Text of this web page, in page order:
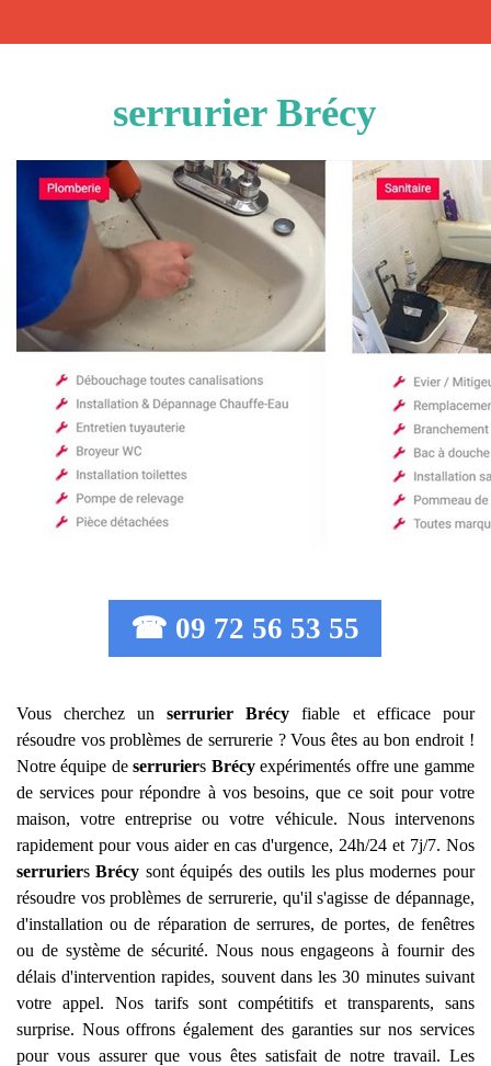
serrurier Brécy
☎ 09 72 56 53 55
Vous cherchez unserrurier Brécy fiable et efficace pour
résoudre vos problèmes de serrurerie ? Vous êtes au bon endroit !
Notre équipe deserruriers Brécyexpérimentés offre une gamme
de services pour répondre à vos besoins, que ce soit pour votre
maison, votre entreprise ou votre véhicule. Nous intervenons
rapidement pour vous aider en cas d'urgence, 24h/24 et 7j/7. Nos
serruriersBrécy sont équipés des outils les plus modernes pour
résoudre vos problèmes de serrurerie, qu'il s'agisse de dépannage,
d'installation ou de réparation de serrures, de portes, de fenêtres
ou de système de sécurité. Nous nous engageons à fournir des
délais d'intervention rapides, souvent dans les 30 minutes suivant
votre appel. Nos tarifs sont compétitifs et transparents, sans
surprise. Nous offrons également des garanties sur nos services
pour vous assurer que vous êtes satisfait de notre travail. Les